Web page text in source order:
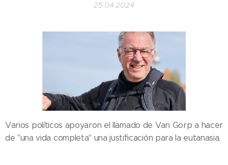
25.04.2024
Varios políticos apoyaron el llamado de Van Gorp a hacer
de "una vida completa" una justificación para la eutanasia.